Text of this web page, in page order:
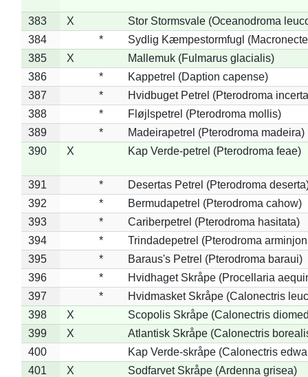
383 X
Stor Stormsvale (Oceanodroma
384
*
Sydlig Kæmpestormfugl
385
X
Mallemuk (Fulmarus glacialis)
386
*
Kappetrel (Daption capense)
387
*
Hvidbuget Petrel (Pterodroma
388
*
Fløjlspetrel (Pterodroma mollis)
389
*
Madeirapetrel (Pterodroma madeira)
390
X Kap Verde-petrel (Pterodroma feae)
391 *
Desertas Petrel (Pterodroma
392
*
Bermudapetrel (Pterodroma cahow)
393
*
Cariberpetrel (Pterodroma hasitata)
394
*
Trindadepetrel (Pterodroma
395
*
Baraus's Petrel (Pterodroma baraui)
396
*
Hvidhaget Skråpe (Procellaria
397
*
Hvidmasket Skråpe (Calonectris
398
X
Scopolis Skråpe (Calonectris
399
X
Atlantisk Skråpe (Calonectris
400
Kap Verde-skråpe (Calonectris
401
X
Sodfarvet Skråpe (Ardenna grisea)